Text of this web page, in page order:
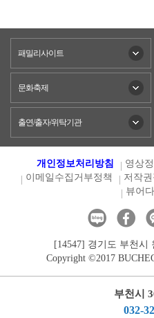
패밀리사이트
문화축제
출연/출자/위탁기관
개인정보처리방침
영상
이메일수집거부정책
저작권
뷰어
[14547] 경기도 부천시
Copyright ©2017
부천시
032-